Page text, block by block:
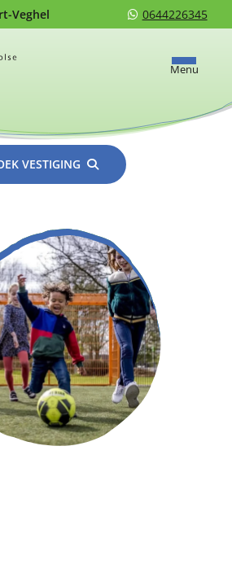
Veghel 0644226345
Menu
VESTIGING